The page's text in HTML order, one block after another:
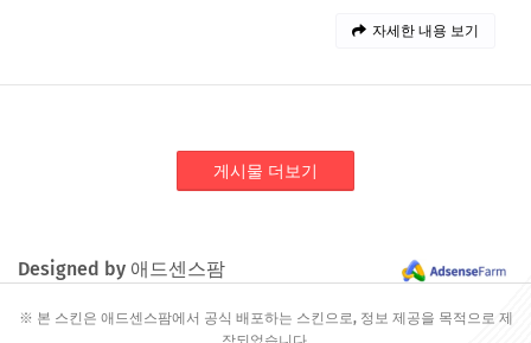
자세한 내용 보기
게시물 더보기
Designed by 애드센스팜
※ 본 스킨은 애드센스팜에서 공식 배포하는 스킨으로, 정보 제공을 목적으로 제